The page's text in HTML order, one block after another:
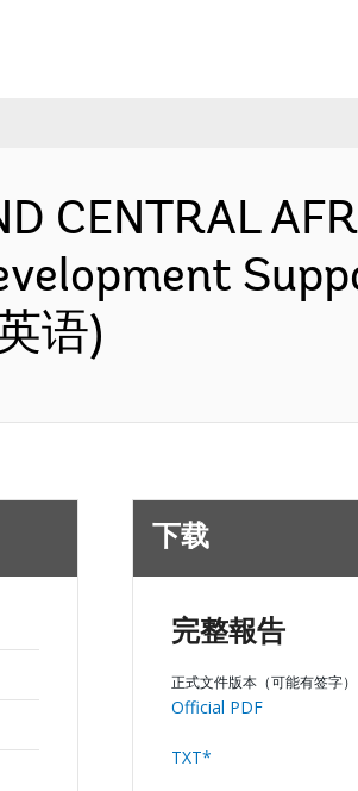
CENTRAL
语)
下载
完整報告
正式文件版本（可能有签字）
Official PDF
TXT*